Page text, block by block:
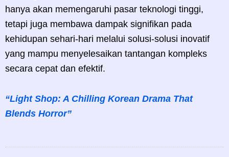
hanya akan memengaruhi pasar teknologi tinggi,
tetapi juga membawa dampak signifikan pada
kehidupan sehari-hari melalui solusi-solusi inovatif
yang mampu menyelesaikan tantangan kompleks
secara cepat dan efektif.
“Light Shop: A Chilling Korean Drama That
Blends Horror”